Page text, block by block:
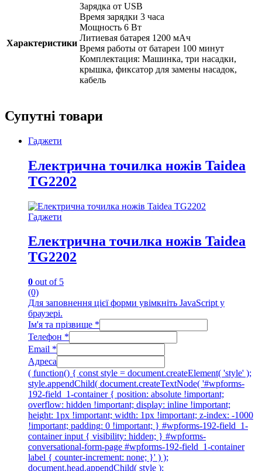
Характеристики
Зарядка от USB
Время зарядки 3 часа
Мощность 6 Вт
Литиевая батарея 1200 мАч
Время работы от батареи 100 минут
Комплектация: Машинка, три насадки,
крышка, фиксатор для замены насадок,
кабель
Супутні товари
Гаджети
Електрична точилка ножів Taidea
TG2202
Гаджети
Електрична точилка ножів Taidea
TG2202
0 out of 5
(0)
Для заповнення цієї форми увімкніть JavaScript у
браузері.
Ім'я та прізвище *
Телефон *
Email *
Адреса
( function() { const style = document.createElement( 'style' );
style.appendChild( document.createTextNode( '#wpforms-
192-field_1-container { position: absolute !important;
overflow: hidden !important; display: inline !important;
height: 1px !important; width: 1px !important; z-index: -1000
!important; padding: 0 !important; } #wpforms-192-field_1-
container input { visibility: hidden; } #wpforms-
conversational-form-page #wpforms-192-field_1-container
label { counter-increment: none; }' ) );
document.head.appendChild( style );